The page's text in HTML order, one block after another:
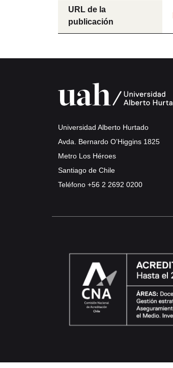
URL de la
publicación
Universidad Alberto Hurtado
Avda. Bernardo O’Higgins 1825
Metro Los Héroes
Santiago de Chile
Teléfono +56 2 2692 0200